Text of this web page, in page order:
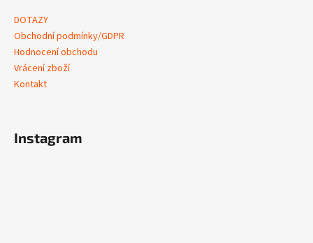
DOTAZY
Obchodní podmínky/GDPR
Hodnocení obchodu
Vrácení zboží
Kontakt
Instagram